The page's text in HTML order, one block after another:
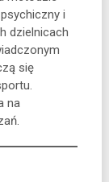
i
dzielnicach
się
na